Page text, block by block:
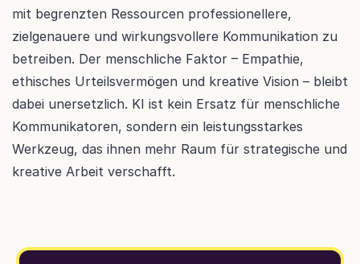
mit begrenzten Ressourcen professionellere,
zielgenauere und wirkungsvollere Kommunikation zu
betreiben. Der menschliche Faktor – Empathie,
ethisches Urteilsvermögen und kreative Vision – bleibt
dabei unersetzlich. KI ist kein Ersatz für menschliche
Kommunikatoren, sondern ein leistungsstarkes
Werkzeug, das ihnen mehr Raum für strategische und
kreative Arbeit verschafft.